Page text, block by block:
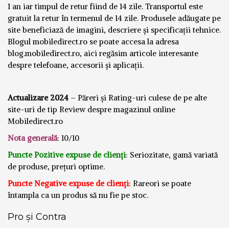
1 an iar timpul de retur fiind de 14 zile. Transportul este
gratuit la retur în termenul de 14 zile. Produsele adăugate pe
site beneficiază de imagini, descriere și specificații tehnice.
Blogul mobiledirect.ro se poate accesa la adresa
blog.mobiledirect.ro, aici regăsim articole interesante
despre telefoane, accesorii și aplicații.
Actualizare 2024 – Păreri și Rating-uri culese de pe alte
site-uri de tip Review despre magazinul online
Mobiledirect.ro
Nota generală: 10/10
Puncte Pozitive expuse de clienți: Seriozitate, gamă variată
de produse, prețuri optime.
Puncte Negative expuse de clienți: Rareori se poate
întampla ca un produs să nu fie pe stoc.
Pro și Contra